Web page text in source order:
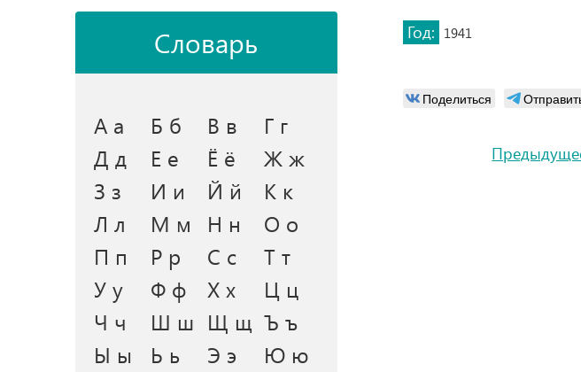
Словарь
А а Б б В в
Г г
Д д
Е е Ё ё
Ж ж
З з
И и Й й
К к
Л л
М м Н н
О о
П п
Р р С с
Т т
У у
Ф ф Х х
Ц ц
Ч ч
Ш ш Щ щ Ъ ъ
Ы ы
Ь ь Э э
Ю ю
Год: 1941
Поделиться